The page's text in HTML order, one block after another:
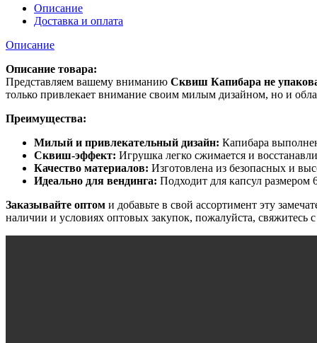
Описание
Доставка и оплата
Описание
Описание товара:
Представляем вашему вниманию Сквиш Капибара не
только привлекает внимание своим милым дизайном, но и
Преимущества:
Милый и привлекательный дизайн: Капибара
Сквиш-эффект: Игрушка легко сжимается и
Качество материалов: Изготовлена из безопасных и
Идеально для вендинга: Подходит для капсул размером
Заказывайте оптом и добавьте в свой ассортимент эту
наличии и условиях оптовых закупок, пожалуйста,